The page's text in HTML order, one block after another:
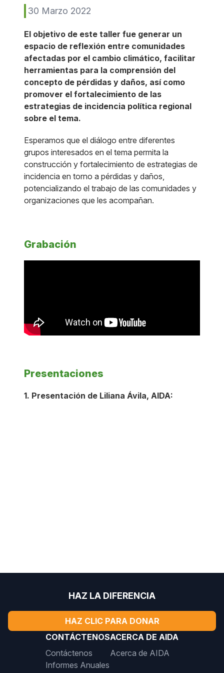
30 Marzo 2022
El objetivo de este taller fue generar un
espacio de reflexión entre comunidades
afectadas por el cambio climático, facilitar
herramientas para la comprensión del
concepto de pérdidas y daños, así como
promover el fortalecimiento de las
estrategias de incidencia política regional
sobre el tema.
Esperamos que el diálogo entre diferentes
grupos interesados en el tema permita la
construcción y fortalecimiento de estrategias de
incidencia en torno a pérdidas y daños,
potencializando el trabajo de las comunidades y
organizaciones que les acompañan.
Grabación
Presentaciones
1. Presentación de Liliana Ávila, AIDA:
HAZ LA DIFERENCIA
HAZ CLIC PARA DONAR
CONTÁCTENOS
Contáctenos
Informes Anuales
ACERCA DE AIDA
Acerca de AIDA